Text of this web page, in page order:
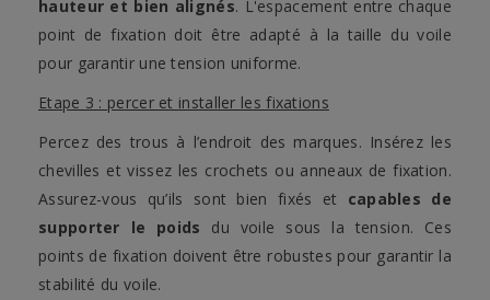
hauteur et bien alignés. L'espacement entre chaque
point de fixation doit être adapté à la taille du voile
pour garantir une tension uniforme.
Etape 3 : percer et installer les fixations
Percez des trous à l’endroit des marques. Insérez les
chevilles et vissez les crochets ou anneaux de fixation.
Assurez-vous qu’ils sont bien fixés et capables de
supporter le poids du voile sous la tension. Ces
points de fixation doivent être robustes pour garantir la
stabilité du voile.